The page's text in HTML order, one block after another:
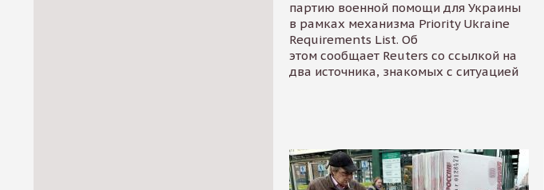
партию военной помощи для Украины
в рамках механизма Priority Ukraine
Requirements List. Об
этом сообщает Reuters со ссылкой на
два источника, знакомых с ситуацией